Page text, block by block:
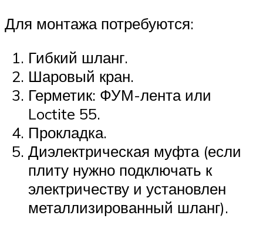
Для монтажа потребуются:
Гибкий шланг.
Шаровый кран.
Герметик: ФУМ-лента или
Loctite 55.
Прокладка.
Диэлектрическая муфта (если
плиту нужно подключать к
электричеству и установлен
металлизированный шланг).